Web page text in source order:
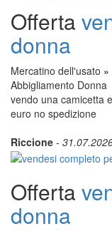
Offerta
donna
Mercatino dell'usato »
Abbigliamento Donna
vendo una camicetta
euro no spedizione
Riccione -
Offerta
donna